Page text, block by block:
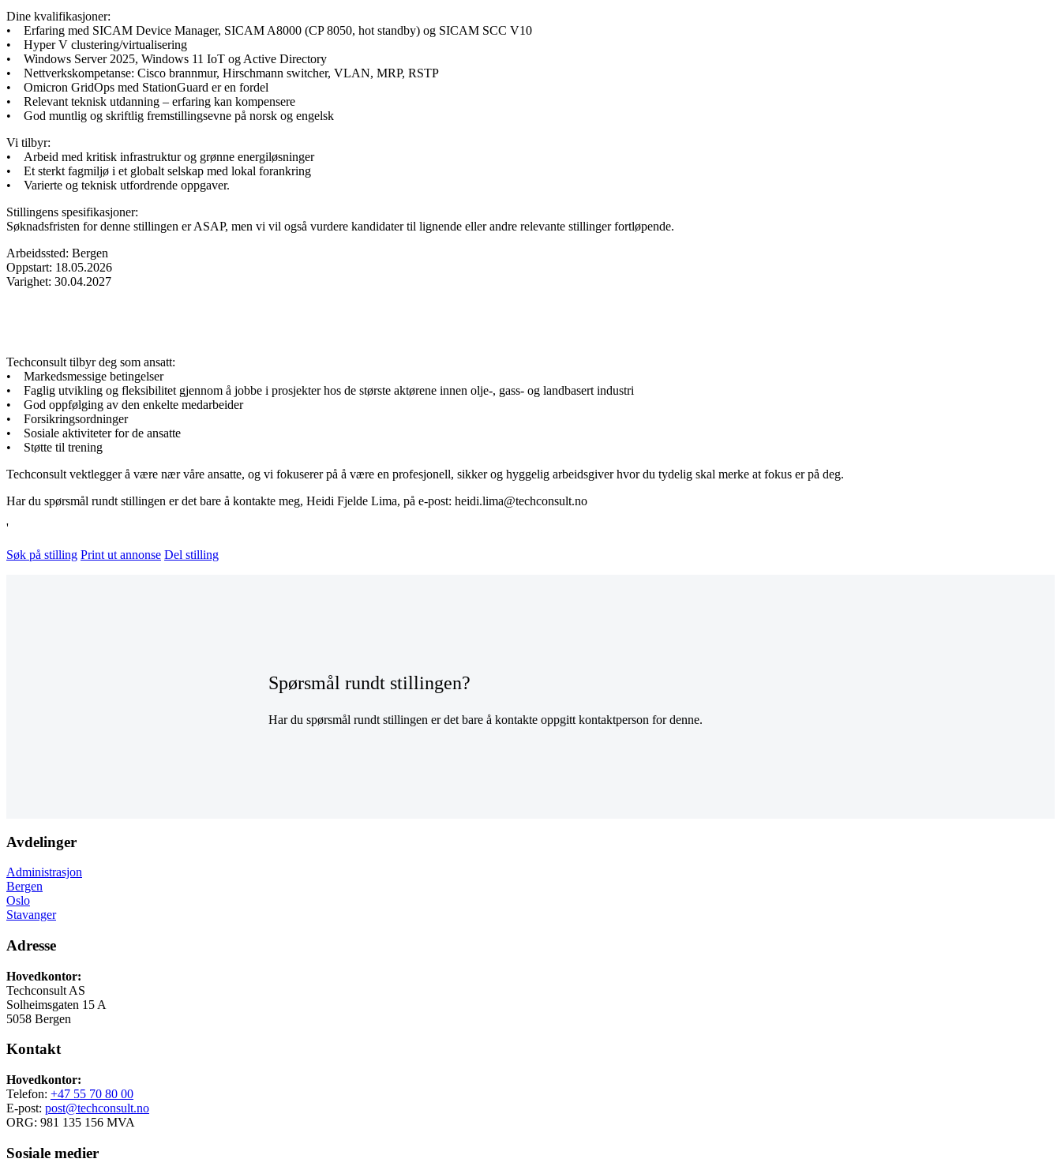
Dine kvalifikasjoner:
• Erfaring med SICAM Device Manager, SICAM A8000 (CP 8050, hot standby) og SICAM SCC V10
• Hyper V clustering/virtualisering
• Windows Server 2025, Windows 11 IoT og Active Directory
• Nettverkskompetanse: Cisco brannmur, Hirschmann switcher, VLAN, MRP, RSTP
• Omicron GridOps med StationGuard er en fordel
• Relevant teknisk utdanning – erfaring kan kompensere
• God muntlig og skriftlig fremstillingsevne på norsk og engelsk
Vi tilbyr:
• Arbeid med kritisk infrastruktur og grønne energiløsninger
• Et sterkt fagmiljø i et globalt selskap med lokal forankring
• Varierte og teknisk utfordrende oppgaver.
Stillingens spesifikasjoner:
Søknadsfristen for denne stillingen er ASAP, men vi vil også vurdere kandidater til lignende eller andre relevante stillinger fortløpende.
Arbeidssted: Bergen
Oppstart: 18.05.2026
Varighet: 30.04.2027
Techconsult tilbyr deg som ansatt:
• Markedsmessige betingelser
• Faglig utvikling og fleksibilitet gjennom å jobbe i prosjekter hos de største aktørene innen olje-, gass- og landbasert industri
• God oppfølging av den enkelte medarbeider
• Forsikringsordninger
• Sosiale aktiviteter for de ansatte
• Støtte til trening
Techconsult vektlegger å være nær våre ansatte, og vi fokuserer på å være en profesjonell, sikker og hyggelig arbeidsgiver hvor du tydelig skal merke at fokus er på deg.
Har du spørsmål rundt stillingen er det bare å kontakte meg, Heidi Fjelde Lima, på e-post: heidi.lima@techconsult.no
'
Søk på stilling Print ut annonse Del stilling
Spørsmål rundt stillingen?
Har du spørsmål rundt stillingen er det bare å kontakte oppgitt kontaktperson for denne.
Avdelinger
Administrasjon
Bergen
Oslo
Stavanger
Adresse
Hovedkontor:
Techconsult AS
Solheimsgaten 15 A
5058 Bergen
Kontakt
Hovedkontor:
Telefon: +47 55 70 80 00
E-post: post@techconsult.no
ORG: 981 135 156 MVA
Sosiale medier